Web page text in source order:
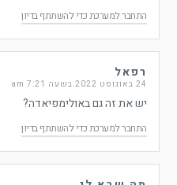
התחבר למערכת כדי להשתתף בדיון
רפאל
24 באוגוסט 2022 בשעה 7:21 am
יש את זה גם באולימפיאדה?
התחבר למערכת כדי להשתתף בדיון